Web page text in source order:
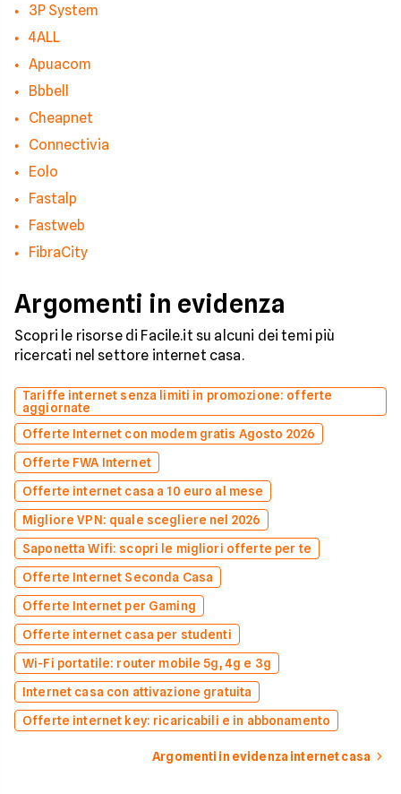
3P System
4ALL
Apuacom
Bbbell
Cheapnet
Connectivia
Eolo
Fastalp
Fastweb
FibraCity
Argomenti in evidenza
Scopri le risorse di Facile.it su alcuni dei temi più
ricercati nel settore internet casa.
Tariffe internet senza limiti in promozione: offerte
aggiornate
Offerte Internet con modem gratis Agosto 2026
Offerte FWA Internet
Offerte internet casa a 10 euro al mese
Migliore VPN: quale scegliere nel 2026
Saponetta Wifi: scopri le migliori offerte per te
Offerte Internet Seconda Casa
Offerte Internet per Gaming
Offerte internet casa per studenti
Wi-Fi portatile: router mobile 5g, 4g e 3g
Internet casa con attivazione gratuita
Offerte internet key: ricaricabili e in abbonamento
Argomenti in evidenza internet casa